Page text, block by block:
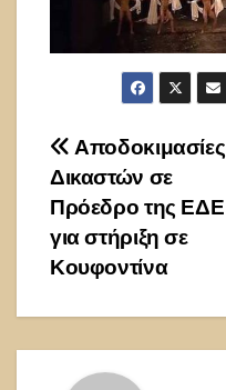
Πλοήγηση
άρθρων
Αποδοκιμασίες
Δικαστών σε
Πρόεδρο της ΕΔΕ
για στήριξη σε
Κουφοντίνα